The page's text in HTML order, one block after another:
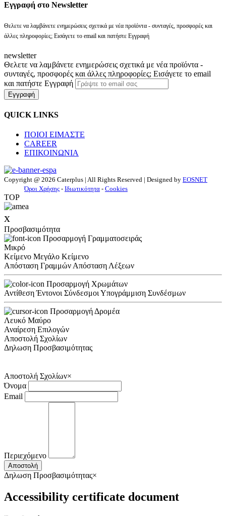
Eγγραφή στο Newsletter
Θελετε να λαμβάνετε ενημερώσεις σχετικά με νέα προϊόντα - συνταγές, προσφορές και
άλλες πληροφορίες; Εισάγετε το email και πατήστε Εγγραφή
newsletter
Θελετε να λαμβάνετε ενημερώσεις σχετικά με νέα προϊόντα -
συνταγές, προσφορές και άλλες πληροφορίες; Εισάγετε το email
και πατήστε Εγγραφή
Εγγραφή
QUICK LINKS
ΠΟΙΟΙ ΕΙΜΑΣΤΕ
CAREER
ΕΠΙΚΟΙΝΩΝΙΑ
Copyright @ 2026 Caterplus | All Rights Reserved | Designed by EOSNET
Όροι Χρήσης - Ιδιωτικότητα - Cookies
TOP
x
Προσβασιμότητα
Προσαρμογή Γραμματοσειράς
Μικρό
Κείμενο Μεγάλο Κείμενο
Απόσταση Γραμμών Απόσταση Λέξεων
Προσαρμογή Χρωμάτων
Αντίθεση Έντονοι Σύνδεσμοι Υπογράμμιση Συνδέσμων
Προσαρμογή Δρομέα
Λευκό Μαύρο
Αναίρεση Επιλογών
Αποστολή Σχολίων
Δηλωση Προσβασιμότητας
Αποστολή Σχολίων×
Όνομα
Email
Περιεχόμενο
Αποστολή
Δηλωση Προσβασιμότητας×
Accessibility certificate document